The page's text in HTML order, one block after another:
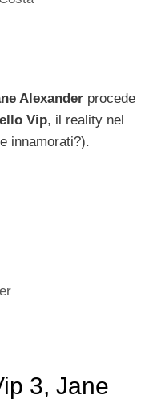
Alexander procede
Vip, il reality nel
innamorati?).
3, Jane